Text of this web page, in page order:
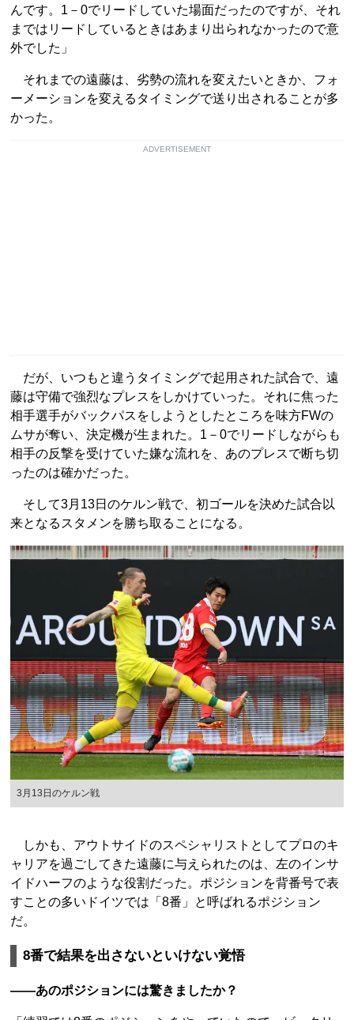
んです。1－0でリードしていた場面だったのですが、それ
まではリードしているときはあまり出られなかったので意
外でした」
それまでの遠藤は、劣勢の流れを変えたいときか、フォ
ーメーションを変えるタイミングで送り出されることが多
かった。
ADVERTISEMENT
だが、いつもと違うタイミングで起用された試合で、遠
藤は守備で強烈なプレスをしかけていった。それに焦った
相手選手がバックパスをしようとしたところを味方FWの
ムサが奪い、決定機が生まれた。1－0でリードしながらも
相手の反撃を受けていた嫌な流れを、あのプレスで断ち切
ったのは確かだった。
そして3月13日のケルン戦で、初ゴールを決めた試合以
来となるスタメンを勝ち取ることになる。
3月13日のケルン戦
しかも、アウトサイドのスペシャリストとしてプロのキ
ャリアを過ごしてきた遠藤に与えられたのは、左のインサ
イドハーフのような役割だった。ポジションを背番号で表
すことの多いドイツでは「8番」と呼ばれるポジション
だ。
8番で結果を出さないといけない覚悟
――あのポジションには驚きましたか？